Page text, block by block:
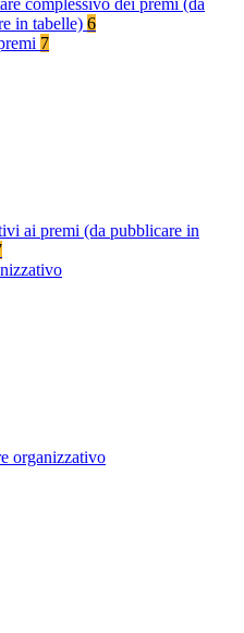
complessivo dei premi (da
in tabelle) 6
7
ai premi (da pubblicare in
organizzativo